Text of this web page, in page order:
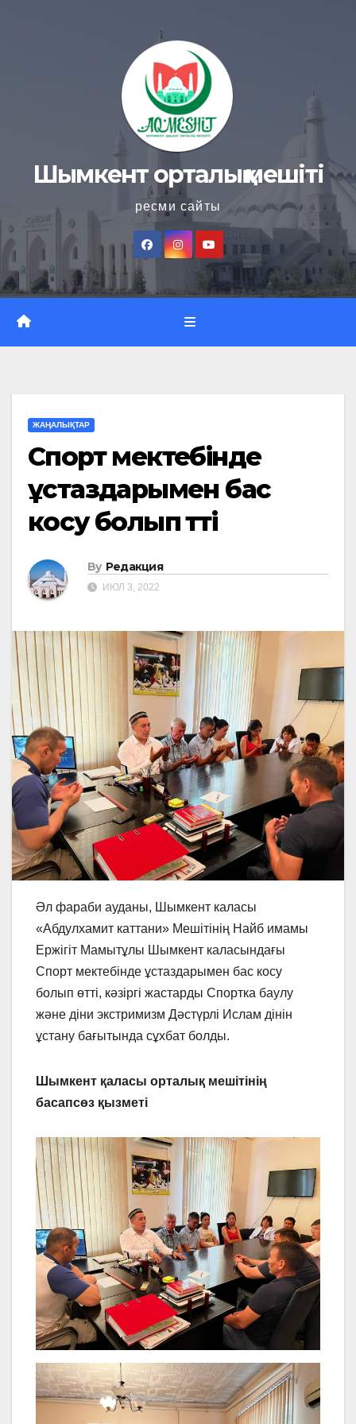
Шымкент орталық мешіті
ресми сайты
ЖАҢАЛЫҚТАР
Спорт мектебінде
ұстаздарымен бас
косу болып өтті
By Редакция
ИЮЛ 3, 2022
Әл фараби ауданы, Шымкент каласы
«Абдулхамит каттани» Мешітінің Найб имамы
Ержігіт Мамытұлы Шымкент каласындағы
Спорт мектебінде ұстаздарымен бас косу
болып өтті, кәзіргі жастарды Спортка баулу
және діни экстримизм Дәстүрлі Ислам дінін
ұстану бағытында сұхбат болды.
Шымкент қаласы орталық мешітінің
басапсөз қызметі